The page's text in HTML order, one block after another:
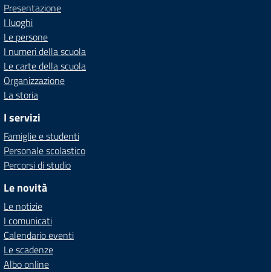
Presentazione
I luoghi
Le persone
I numeri della scuola
Le carte della scuola
Organizzazione
La storia
I servizi
Famiglie e studenti
Personale scolastico
Percorsi di studio
Le novità
Le notizie
I comunicati
Calendario eventi
Le scadenze
Albo online